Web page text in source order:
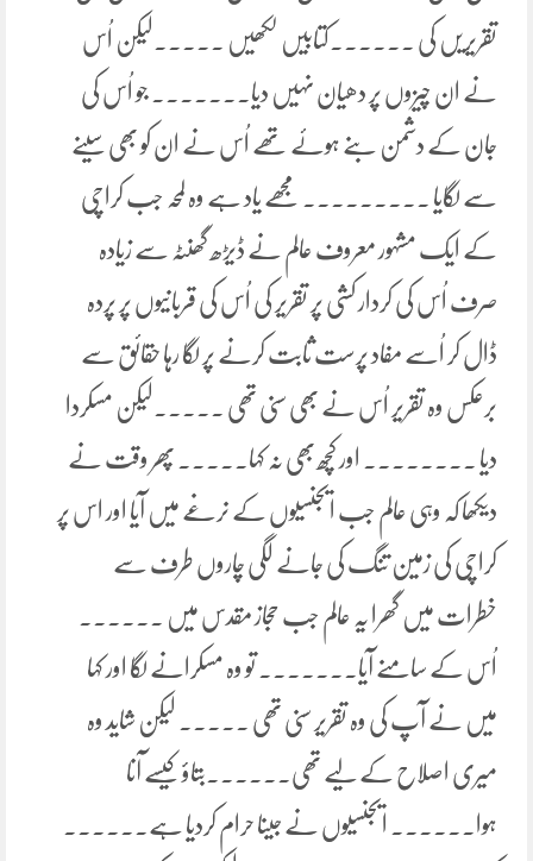
تقریریں کی ۔۔۔۔۔۔کتابیں لکھیں ۔۔۔۔۔لیکن اُس
نے ان چیزوں پر دھیان نہیں دیا۔۔۔۔۔۔۔ جو اُس کی
جان کے دشمن بنے ہوئے تھے اُس نے ان کو بھی سینے
سے لگایا ۔۔۔۔۔۔۔۔۔ مجھے یاد ہے وہ لمحہ جب کراچی
کے ایک مشہور معروف عالم نے ڈیڑھ گھنٹہ سے زیادہ
صرف اُس کی کردار کشی پر تقریر کی اُس کی قربانیوں پر پردہ
ڈال کر اُسے مفاد پرست ثابت کرنے پر لگا رہا حقائق سے
برعکس وہ تقریر اُس نے بھی سنی تھی ۔۔۔۔۔لیکن مسکردا
دیا ۔۔۔۔۔۔۔۔ اور کچھ بھی نہ کہا۔۔۔۔۔ پھر وقت نے
دیکھا کہ وہی عالم جب ایجنسیوں کے نرغے میں آیا اور اس پر
کراچی کی زمین تنگ کی جانے لگی چاروں طرف سے
خطرات میں گھرا یہ عالم جب حجاز مقدس میں ۔۔۔۔۔۔
اُس کے سامنے آیا۔۔۔۔۔۔۔ تو وہ مسکرانے لگا اور کہا
میں نے آپ کی وہ تقریر سنی تھی ۔۔۔۔۔ لیکن شاید وہ
میری اصلاح کے لیے تھی۔۔۔۔۔۔بتاؤ کیسے آنا
ہوا۔۔۔۔۔۔ ایجنسیوں نے جینا حرام کردیا ہے۔۔۔۔۔۔